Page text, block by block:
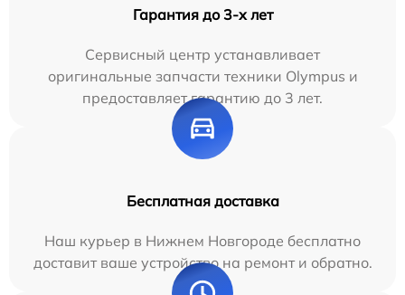
Гарантия до 3-х лет
Сервисный центр устанавливает
оригинальные запчасти техники Olympus и
предоставляет гарантию до 3 лет.
Бесплатная доставка
Наш курьер в Нижнем Новгороде бесплатно
доставит ваше устройство на ремонт и обратно.